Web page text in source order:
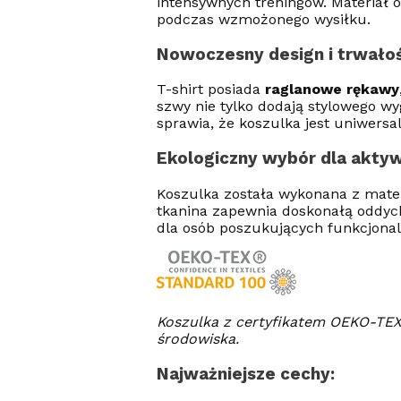
podczas wzmożonego wysiłku.
Nowoczesny design i
T-shirt posiada raglanowe rękawy
szwy nie tylko dodają stylowego
sprawia, że koszulka jest
Ekologiczny wybór dla
Koszulka została wykonana z
tkanina zapewnia doskonałą
dla osób poszukujących
Koszulka z certyfikatem OEKO-
środowiska.
Najważniejsze cechy: